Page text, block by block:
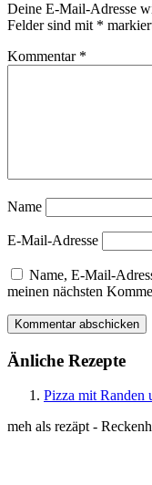
Deine E-Mail-Adresse
Felder sind mit *
Kommentar *
Name
E-Mail-Adresse
Name, E-Mail-
meinen nächsten
Änliche Rezepte
Pizza mit Randen
meh als rezäpt -